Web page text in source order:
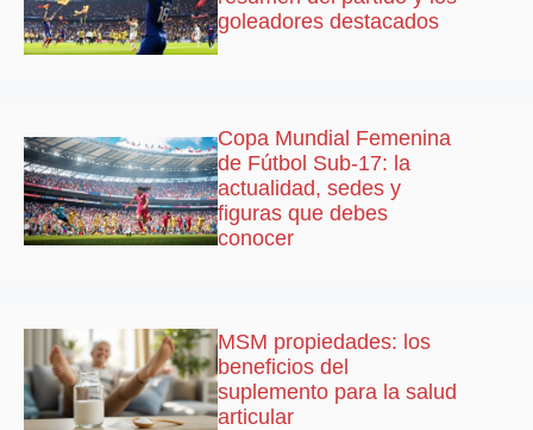
goleadores destacados
Copa Mundial Femenina
de Fútbol Sub-17: la
actualidad, sedes y
figuras que debes
conocer
MSM propiedades: los
beneficios del
suplemento para la salud
articular